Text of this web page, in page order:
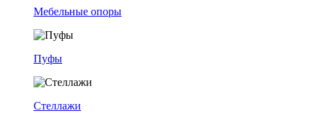
Мебельные опоры
Пуфы
Стеллажи